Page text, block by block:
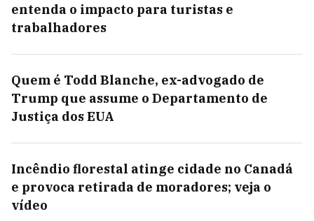
entenda o impacto para turistas e
trabalhadores
Quem é Todd Blanche, ex-advogado de
Trump que assume o Departamento de
Justiça dos EUA
Incêndio florestal atinge cidade no Canadá
e provoca retirada de moradores; veja o
vídeo